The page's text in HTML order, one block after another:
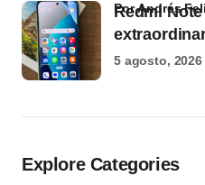
Redmi
por Andrés
5 agosto, 2026
Explore Categories